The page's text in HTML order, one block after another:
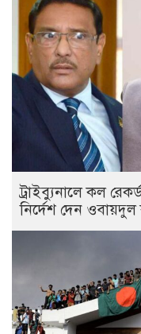
ট্রাইব্যুনালে কল
নির্দেশ দেন ওবায়দুল